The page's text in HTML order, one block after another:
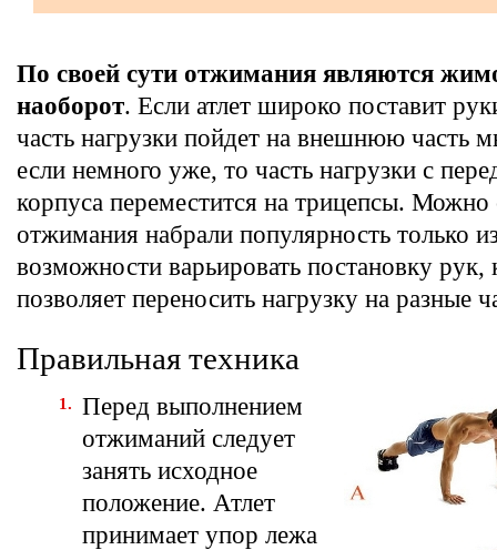
По своей сути отжимания являются
наоборот. Если атлет широко поставит
часть нагрузки пойдет на внешнюю часть
если немного уже, то часть нагрузки с
корпуса переместится на трицепсы. Можно
отжимания набрали популярность только
возможности варьировать постановку рук,
позволяет переносить нагрузку на разные
Правильная техника
Перед выполнением
отжиманий следует
занять исходное
положение. Атлет
принимает упор лежа